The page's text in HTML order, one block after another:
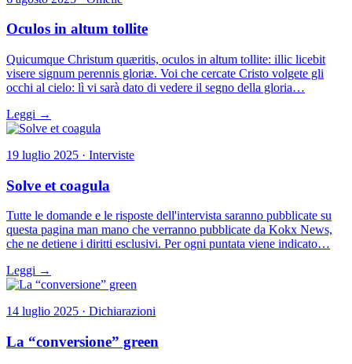
Oculos in altum tollite
Quicumque Christum quæritis, oculos in altum tollite: illic licebit
visere signum perennis gloriæ. Voi che cercate Cristo volgete gli
occhi al cielo: lì vi sarà dato di vedere il segno della gloria…
Leggi →
19 luglio 2025 · Interviste
Solve et coagula
Tutte le domande e le risposte dell'intervista saranno pubblicate su
questa pagina man mano che verranno pubblicate da Kokx News,
che ne detiene i diritti esclusivi. Per ogni puntata viene indicato…
Leggi →
14 luglio 2025 · Dichiarazioni
La “conversione” green